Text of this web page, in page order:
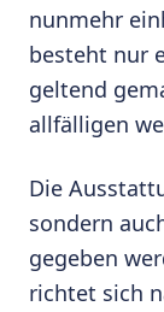
nunmehr
besteht nur
geltend
allfälligen
Die
sondern
gegeben
richtet sich